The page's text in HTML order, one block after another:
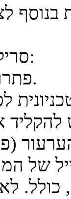
סריקות, פתרון, ערעורים:
פתרון של הבחינה פורסם.
נא לעשות זאת עד